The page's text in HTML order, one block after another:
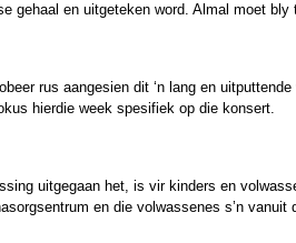
gehaal en uitgeteken word. Almal moet
rus aangesien dit ‘n lang en
hierdie week spesifiek op die konsert.
uitgegaan het, is vir kinders en
en die volwassenes s’n vanuit